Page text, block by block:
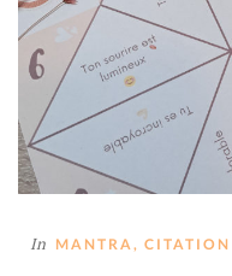
In MANTRA, CITATION